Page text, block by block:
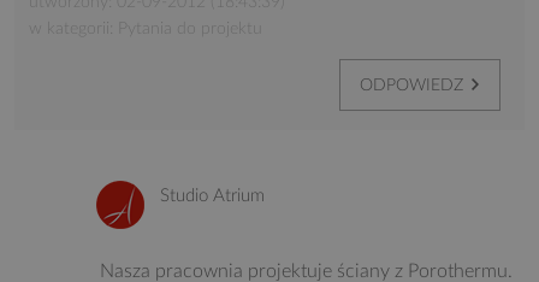
w kategorii: Pytania do projektu
ODPOWIEDZ
Studio Atrium
Nasza pracownia projektuje ściany z Porothermu.